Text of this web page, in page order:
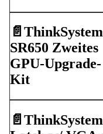
📄️ ThinkSystem
SR650 Zweites
GPU-Upgrade-
Kit
📄️